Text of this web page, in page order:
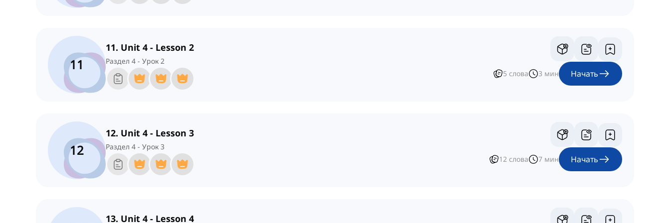
11
11. Unit 4 - Lesson 2
Раздел 4 - Урок 2
5 слова 3 мин Начать
12
12. Unit 4 - Lesson 3
Раздел 4 - Урок 3
12 слова 7 мин Начать
13. Unit 4 - Lesson 4